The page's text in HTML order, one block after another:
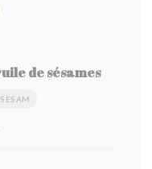
de sésames
SESAM